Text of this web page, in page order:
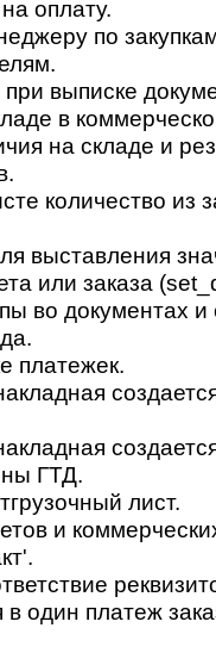
оплату.
по
при выписке
в
на складе и
количество из
выставления
или заказа
во документах и
платежек.
ГТД.
лист.
и
один платеж